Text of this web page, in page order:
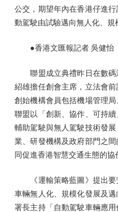
公交，期望年內在香港仔進
動駕駛由試驗邁向無人化、規
●香港文匯報記者 吳健怡
聯盟成立典禮昨日在數碼
紹雄擔任創會主席，立法會前
創始機構會員包括機場管理局
聯盟以「創新、協作、可持
輔助駕駛與無人駕駛技術發
業、研發機構及政府部門之
同促進香港智慧交通生態的協
《運輸策略藍圖》提出要
車輛無人化、規模化發展及
署長主持「自動駕駛車輛應